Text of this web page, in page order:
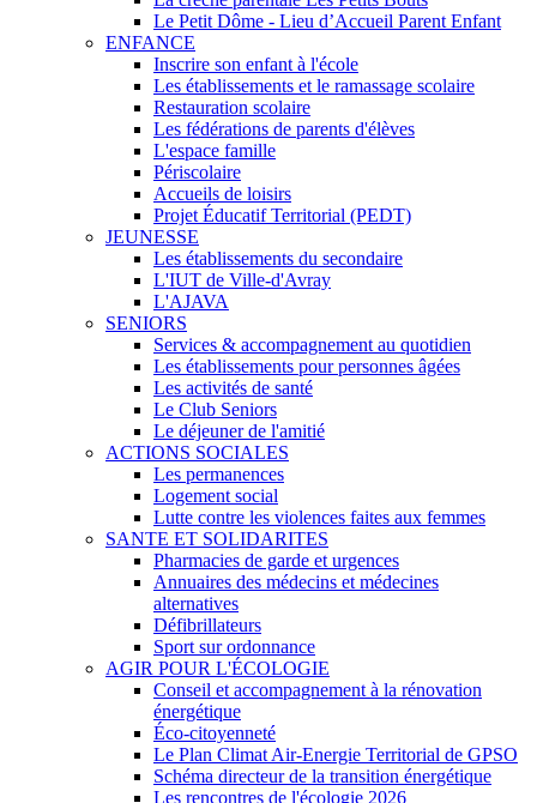
Le Petit Dôme - Lieu d’Accueil Parent Enfant
ENFANCE
Inscrire son enfant à l'école
Les établissements et le ramassage scolaire
Restauration scolaire
Les fédérations de parents d'élèves
L'espace famille
Périscolaire
Accueils de loisirs
Projet Éducatif Territorial (PEDT)
JEUNESSE
Les établissements du secondaire
L'IUT de Ville-d'Avray
L'AJAVA
SENIORS
Services & accompagnement au quotidien
Les établissements pour personnes âgées
Les activités de santé
Le Club Seniors
Le déjeuner de l'amitié
ACTIONS SOCIALES
Les permanences
Logement social
Lutte contre les violences faites aux femmes
SANTE ET SOLIDARITES
Pharmacies de garde et urgences
Annuaires des médecins et médecines
alternatives
Défibrillateurs
Sport sur ordonnance
AGIR POUR L'ÉCOLOGIE
Conseil et accompagnement à la rénovation
énergétique
Éco-citoyenneté
Le Plan Climat Air-Energie Territorial de GPSO
Schéma directeur de la transition énergétique
Les rencontres de l'écologie 2026